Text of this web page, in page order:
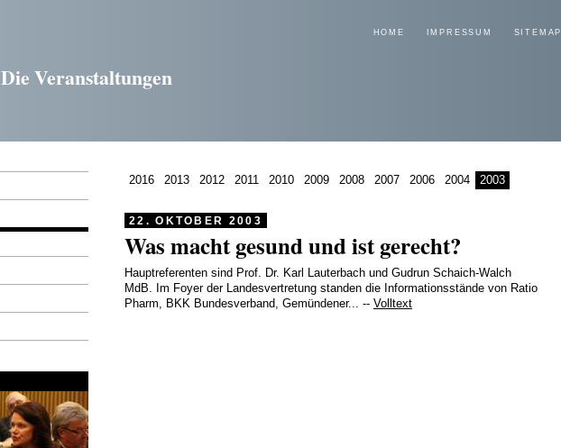
Die Veranstaltungen
HOME IMPRESSUM SITEMAP
2016 2013 2012 2011 2010 2009 2008 2007 2006 2004 2003
22. OKTOBER 2003
Was macht gesund und ist gerecht?
Hauptreferenten sind Prof. Dr. Karl Lauterbach und Gudrun Schaich-Walch
MdB. Im Foyer der Landesvertretung standen die Informationsstände von Ratio
Pharm, BKK Bundesverband, Gemündener... -- Volltext